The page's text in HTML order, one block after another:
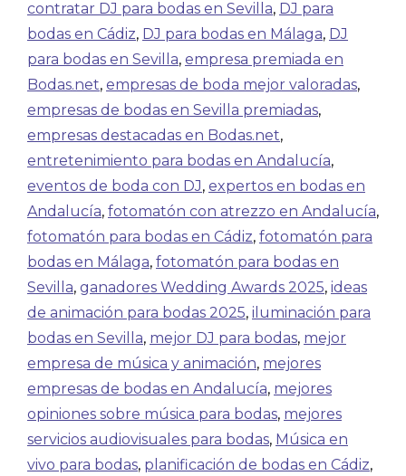
contratar DJ para bodas en Sevilla, DJ para
bodas en Cádiz, DJ para bodas en Málaga, DJ
para bodas en Sevilla, empresa premiada en
Bodas.net, empresas de boda mejor valoradas,
empresas de bodas en Sevilla premiadas,
empresas destacadas en Bodas.net,
entretenimiento para bodas en Andalucía,
eventos de boda con DJ, expertos en bodas en
Andalucía, fotomatón con atrezzo en Andalucía,
fotomatón para bodas en Cádiz, fotomatón para
bodas en Málaga, fotomatón para bodas en
Sevilla, ganadores Wedding Awards 2025, ideas
de animación para bodas 2025, iluminación para
bodas en Sevilla, mejor DJ para bodas, mejor
empresa de música y animación, mejores
empresas de bodas en Andalucía, mejores
opiniones sobre música para bodas, mejores
servicios audiovisuales para bodas, Música en
vivo para bodas, planificación de bodas en Cádiz,